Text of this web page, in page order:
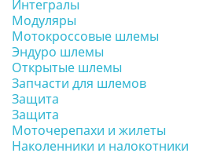
Интегралы
Модуляры
Мотокроссовые шлемы
Эндуро шлемы
Открытые шлемы
Запчасти для шлемов
Защита
Защита
Моточерепахи и жилеты
Наколенники и налокотники